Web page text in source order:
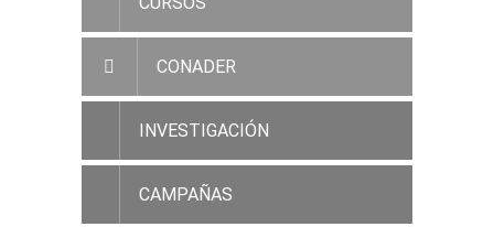
CONADER
INVESTIGACIÓN
CAMPAÑAS